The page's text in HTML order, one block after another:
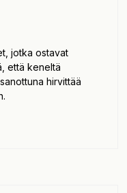
jotka ostavat
että keneltä
hirvittää